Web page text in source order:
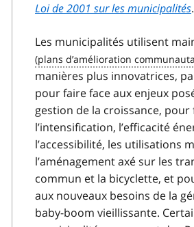
Loi de 2001 sur les municipalités.
Les municipalités utilisent
manières plus innovatrices,
pour faire face aux enjeux
gestion de la croissance,
l’intensification, l’efficacité
l’accessibilité, les utilisations
l’aménagement axé sur les
commun et la bicyclette, et
aux nouveaux besoins de la
baby-boom vieillissante.